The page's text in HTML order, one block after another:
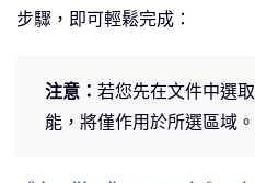
步驟，即可輕鬆完成：
注意： 若您先在文件中選
能，將僅作用於所選區域。